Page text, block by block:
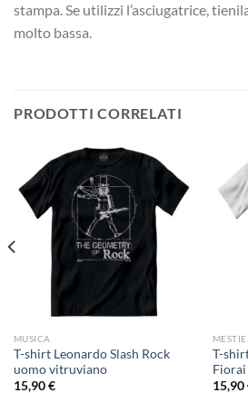
stampa. Se utilizzi l’asciugatrice,
molto bassa.
PRODOTTI CORRELATI
MUSICA
T-shirt Leonardo Slash Rock
uomo vitruviano
15,90€
T-
Fiorai
15,90